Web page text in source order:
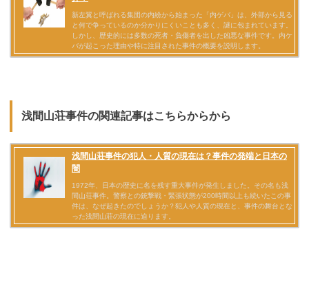
浅間山荘事件の関連記事はこちらからから